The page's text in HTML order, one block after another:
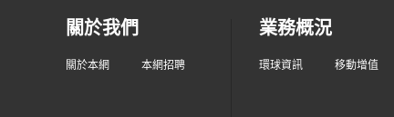
關於我們
關於本網 本網招聘
業務概況
環球資訊 移動增值